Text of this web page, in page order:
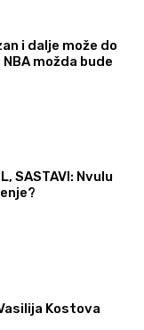
i dalje može do
možda bude
SASTAVI: Nvulu
Kostova